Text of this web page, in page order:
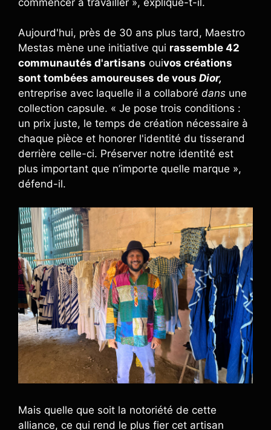
Aujourd'hui, près de 30 ans plus tard, Maestro
Mestas mène une initiative qui rassemble 42
communautés d'artisans ouivos créations
sont tombées amoureuses de vous Dior,
entreprise avec laquelle il a collaboré dans une
collection capsule. « Je pose trois conditions :
un prix juste, le temps de création nécessaire à
chaque pièce et honorer l'identité du tisserand
derrière celle-ci. Préserver notre identité est
plus important que n’importe quelle marque »,
défend-il.
Mais quelle que soit la notoriété de cette
alliance, ce qui rend le plus fier cet artisan